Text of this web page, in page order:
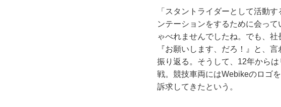
「スタントライダーとして活動
ンテーションをするために会っ
ゃべれませんでしたね。でも、
『お願いします、だろ！』と、
振り返る。そうして、12年から
戦。競技車両にはWebikeのロゴ
訴求してきたという。